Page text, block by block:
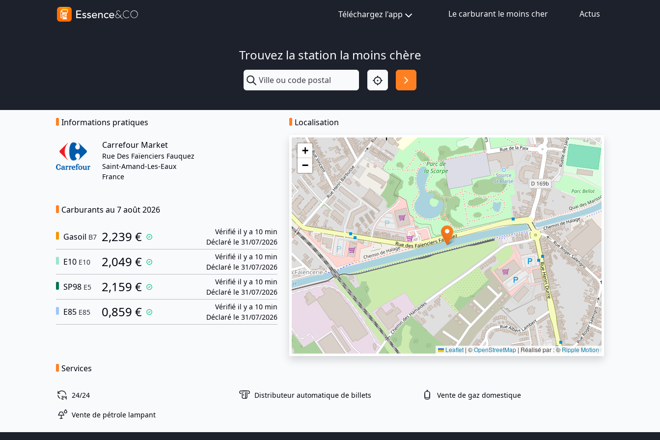
Téléchargez l'app Le carburant le moins cher Actus
Trouvez la station la moins chère
Informations pratiques
Carrefour Market
Rue Des Faïenciers Fauquez
Saint-Amand-Les-Eaux
France
Carburants au 7 août 2026
Gasoil B7 2,239 €
Vérifié il y a 10 min
Déclaré le 31/07/2026
E10 E10 2,049 €
Vérifié il y a 10 min
Déclaré le 31/07/2026
SP98 E5 2,159 €
Vérifié il y a 10 min
Déclaré le 31/07/2026
E85 E85 0,859 €
Vérifié il y a 10 min
Déclaré le 31/07/2026
Localisation
+
−
Leaflet | ©OpenStreetMap | Réalisé par : ©Ripple Motion
Services
24/24 Distributeur automatique de billets Vente de gaz domestique
Vente de pétrole lampant